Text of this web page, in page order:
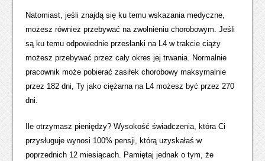
Natomiast, jeśli znajdą się ku temu wskazania medyczne,
możesz również przebywać na zwolnieniu chorobowym. Jeśli
są ku temu odpowiednie przesłanki na L4 w trakcie ciąży
możesz przebywać przez cały okres jej trwania. Normalnie
pracownik może pobierać zasiłek chorobowy maksymalnie
przez 182 dni, Ty jako ciężarna na L4 możesz być przez 270
dni.
Ile otrzymasz pieniędzy? Wysokość świadczenia, która Ci
przysługuje wynosi 100% pensji, którą uzyskałaś w
poprzednich 12 miesiącach. Pamiętaj jednak o tym, że